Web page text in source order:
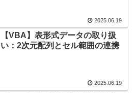
2025.06.19
【VBA】表形式データの取り扱
い：2次元配列とセル範囲の連携
2025.06.19